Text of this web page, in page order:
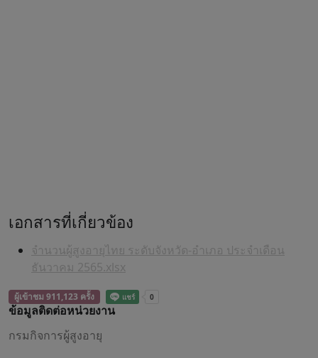
เอกสารที่เกี่ยวข้อง
จำนวนผู้สูงอายุไทย ระดับจังหวัด-อำเภอ ประจำเดือน
ธันวาคม 2565.xlsx
ผู้เข้าชม 911,123 ครั้ง
ข้อมูลติดต่อหน่วยงาน
กรมกิจการผู้สูงอายุ